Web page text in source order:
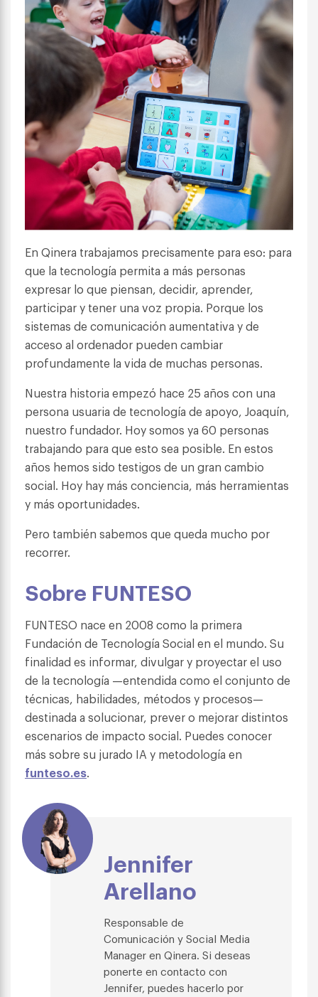
En Qinera trabajamos precisamente para eso: para
que la tecnología permita a más personas
expresar lo que piensan, decidir, aprender,
participar y tener una voz propia. Porque los
sistemas de comunicación aumentativa y de
acceso al ordenador pueden cambiar
profundamente la vida de muchas personas.
Nuestra historia empezó hace 25 años con una
persona usuaria de tecnología de apoyo, Joaquín,
nuestro fundador. Hoy somos ya 60 personas
trabajando para que esto sea posible. En estos
años hemos sido testigos de un gran cambio
social. Hoy hay más conciencia, más herramientas
y más oportunidades.
Pero también sabemos que queda mucho por
recorrer.
Sobre FUNTESO
FUNTESO nace en 2008 como la primera
Fundación de Tecnología Social en el mundo. Su
finalidad es informar, divulgar y proyectar el uso
de la tecnología —entendida como el conjunto de
técnicas, habilidades, métodos y procesos—
destinada a solucionar, prever o mejorar distintos
escenarios de impacto social. Puedes conocer
más sobre su jurado IA y metodología en
funteso.es.
Jennifer
Arellano
Responsable de
Comunicación y Social Media
Manager en Qinera. Si deseas
ponerte en contacto con
Jennifer, puedes hacerlo por